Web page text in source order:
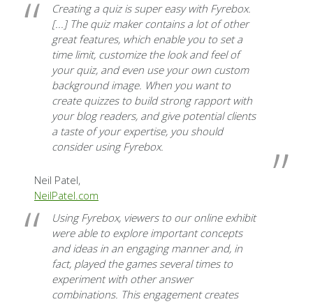
Creating a quiz is super easy with Fyrebox.
[...] The quiz maker contains a lot of other
great features, which enable you to set a
time limit, customize the look and feel of
your quiz, and even use your own custom
background image. When you want to
create quizzes to build strong rapport with
your blog readers, and give potential clients
a taste of your expertise, you should
consider using Fyrebox.
Neil Patel,
NeilPatel.com
Using Fyrebox, viewers to our online exhibit
were able to explore important concepts
and ideas in an engaging mannerand, in
fact, played the games several times to
experiment with other answer
combinations. This engagement creates